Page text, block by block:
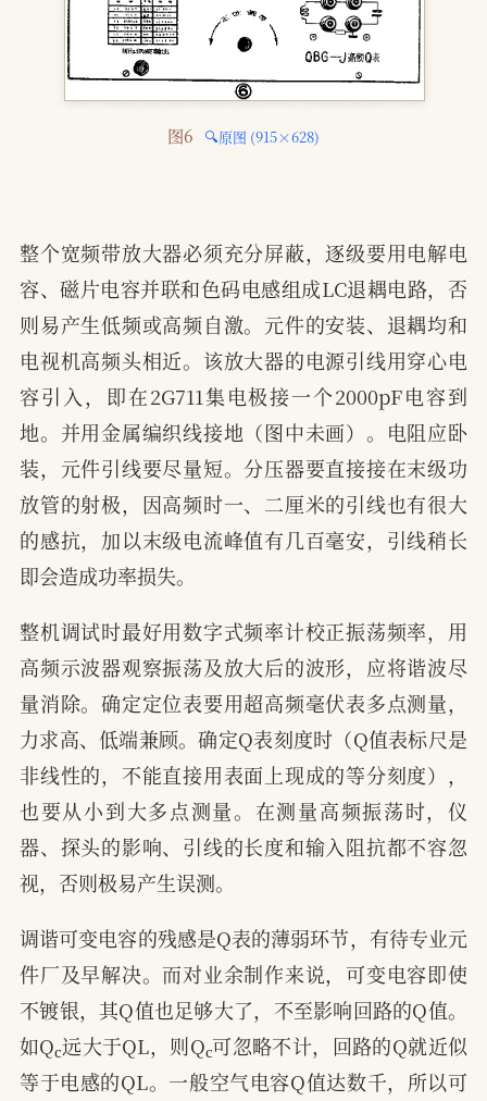
图6 🔍原图 (915×628)
整个宽频带放大器必须充分屏蔽，逐级要用电解电
容、磁片电容并联和色码电感组成LC退耦电路，否
则易产生低频或高频自激。元件的安装、退耦均和
电视机高频头相近。该放大器的电源引线用穿心电
容引入，即在2G711集电极接一个2000pF电容到
地。并用金属编织线接地（图中未画）。电阻应卧
装，元件引线要尽量短。分压器要直接接在末级功
放管的射极，因高频时一、二厘米的引线也有很大
的感抗，加以末级电流峰值有几百毫安，引线稍长
即会造成功率损失。
整机调试时最好用数字式频率计校正振荡频率，用
高频示波器观察振荡及放大后的波形，应将谐波尽
量消除。确定定位表要用超高频毫伏表多点测量，
力求高、低端兼顾。确定Q表刻度时（Q值表标尺是
非线性的，不能直接用表面上现成的等分刻度），
也要从小到大多点测量。在测量高频振荡时，仪
器、探头的影响、引线的长度和输入阻抗都不容忽
视，否则极易产生误测。
调谐可变电容的残感是Q表的薄弱环节，有待专业元
件厂及早解决。而对业余制作来说，可变电容即使
不镀银，其Q值也足够大了，不至影响回路的Q值。
如Qc远大于QL，则Qc可忽略不计，回路的Q就近似
等于电感的QL。一般空气电容Q值达数千，所以可